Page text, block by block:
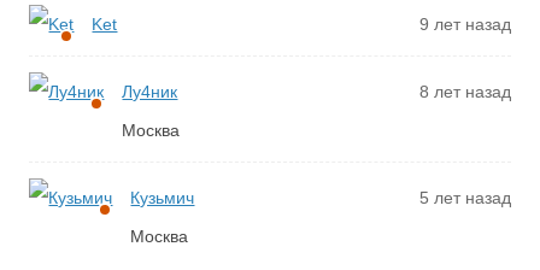
Ket 9 лет назад
Лу4ник
Москва
8 лет назад
Кузьмич
Москва
5 лет назад